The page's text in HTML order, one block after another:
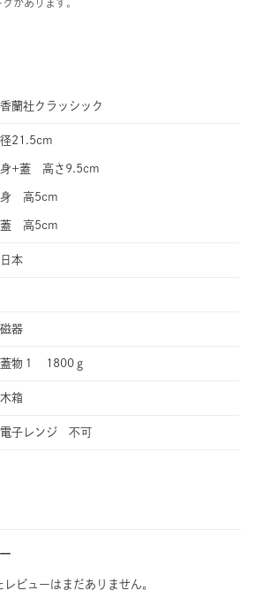
があります。
香蘭社クラッシック
径21.5cm
身+蓋 高さ9.5cm
身 高5cm
蓋 高5cm
日本
磁器
蓋物１ 1800ℊ
木箱
電子レンジ 不可
ビューはまだありません。